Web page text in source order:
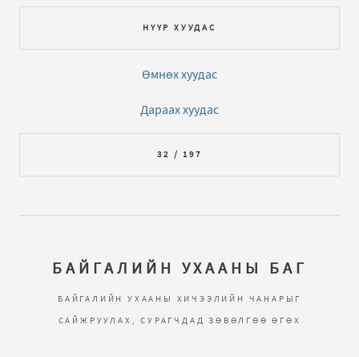
НҮҮР ХУУДАС
Өмнөх хуудас
Дараах хуудас
32 / 197
БАЙГАЛИЙН УХААНЫ БАГ
БАЙГАЛИЙН УХААНЫ ХИЧЭЭЛИЙН ЧАНАРЫГ
САЙЖРУУЛАХ, СУРАГЧДАД ЗӨВӨЛГӨӨ ӨГӨХ